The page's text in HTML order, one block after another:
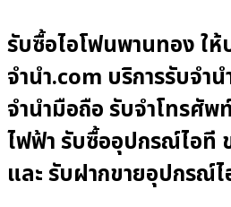
รับซื้อไอโฟนพานทอง ให้
จํานํา.com บริการรับจำ
จำนำมือถือ รับจำโทรศัพ
ไฟฟ้า รับซื้ออุปกรณ์ไอที
และ รับฝากขายอุปกรณ์